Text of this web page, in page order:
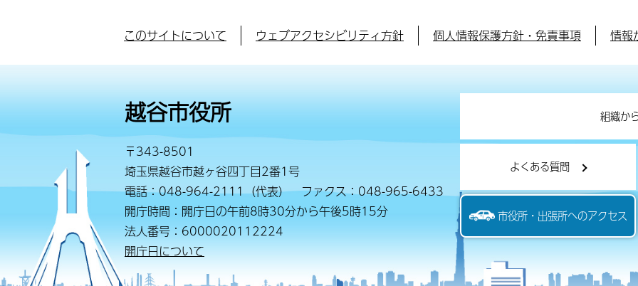
このサイトについて ウェブアクセシビリティ方針 個人情報保護方針・免責事項 情報
越谷市役所
〒343-8501
埼玉県越谷市越ヶ谷四丁目2番1号
電話：048-964-2111（代表） ファクス：048-965-6433
開庁時間：開庁日の午前8時30分から午後5時15分
法人番号：6000020112224
開庁日について
組織か
よくある質問
市役所・出張所へのアクセス